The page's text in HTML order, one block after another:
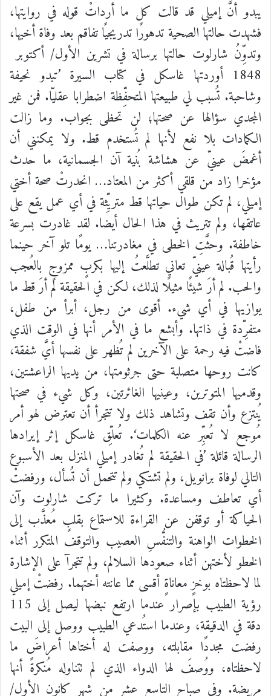
يبدو أنَّ إميلي قد قالت كل ما أرداتْ قوله في روايتها،
فشهدت حالتها الصحيةتدهورًاتدريجيًاتفاقم بعد وفاةأخيها،
وتدوِّنُ شارلوت حالتها برسالة في تشرين الأول/أكتوبر
1848 أوردتها غاسكل في كتاب السيرة ’تبدو نحيفة
وشاحبة. تُسبب لي طبيعتها المتحفِّظة اضطرابا عقليّا. فمن غير
المجدي سؤالها عن صحتها؛ لن تحظى بجواب. وما زالت
الكمادات بلا نفع لأنها لم تُستخدم قط. ولا يمكنني أن
أغمضَ عينيّ عن هشاشة بُنية آن الجسمانية، ما حدث
مؤخرا زاد من قلقي أكثر من المعتاد… انحدرتْ صحةأختي
إميلي، لمتكن طوال حياتها قط متريِّثةفي أي عمل يقع على
عاتقها، ولم تتريث في هذا الحال أيضا. لقد غادرت بسرعة
خاطفة. وحثَّتِ الخطى في مغادرتنا…يومًا تلو آخر حينما
رأيتها قُبالة عينيّ تعاني تطلَّعتُ إليها بكربٍ ممزوجٍ بالعُجب
والحب. لمأرَ شيئًا مثيلًا لذلك، لكن في الحقيقةلمأرَقط ما
يوازيها في أي شيء.أقوى من رجل، أبرأ من طفل،
متفرِّدة في ذاتها. وأبشع ما في الأمر أنها في الوقت الذي
فاضتْ فيه رحمة على الآخرين لمتُظهر على نفسها أيَّ شفقة،
كانت روحها متصلبة حتى جرثومتها، من يديها الراعشتين،
وقدميها المتوترين، وعينيها الغائرتين، وكل شيء في صحتها
يُنتزع وأن تقف وتشاهد ذلك ولا تتجرأ أن تعترض لهو أمر
مُوجع لا تُعبِّر عنه الكلمات‘.تُعلِّق غاسكل إثر إيرادها
الرسالة قائلة’في الحقيقة لم تُغادر إميلي المنزل بعد الأسبوع
التالي لوفاة برانويل، ولم تشتكي ولمتتحملأن تُسأل، ورفضتْ
أي تعاطف ومساعدة. وكثيرا ما تركت شارلوت وآن
الحياكة أو توقفن عن القراءة للاستماع بقلبٍ مُعذَّب إلى
الخطوات الواهنة والتنفُّسِ العصيب والتوقف المتكرر أثناء
الخطو لأختهن أثناء صعودها السلالم، ولمتتجرآ على الإشارة
لما لاحظتاه بوخزٍمعاناةٍ أقسى مما عانتهأختهما. رفضتْإميلي
رؤية الطبيب بإصرار عندما ارتفع نبضها ليصل إلى
دقة في الدقيقة، وعندما استُدعي الطبيب ووصل إلى البيت
رفضت مجددًا مقابلته، ووصفت له أختاها أعراضَ ما
لاحظتاه، ووُصفَ لها الدواء الذي لم تتناوله مُنكرةً أنها
مريضة. وفي صباح التاسع عشر من شهر كانون الأول/